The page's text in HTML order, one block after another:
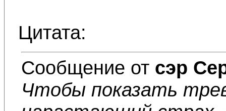
Цитата:
Сообщение от сэр
Чтобы показать